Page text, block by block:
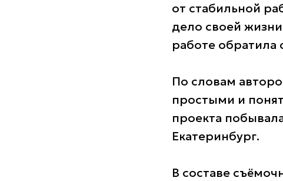
от стабильной
дело своей
работе
По словам
простыми и
проекта
Екатеринбург.
В составе